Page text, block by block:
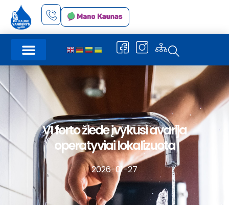
VI forto žiede įvykusi avarija
operatyviai lokalizuota
2026-01-27